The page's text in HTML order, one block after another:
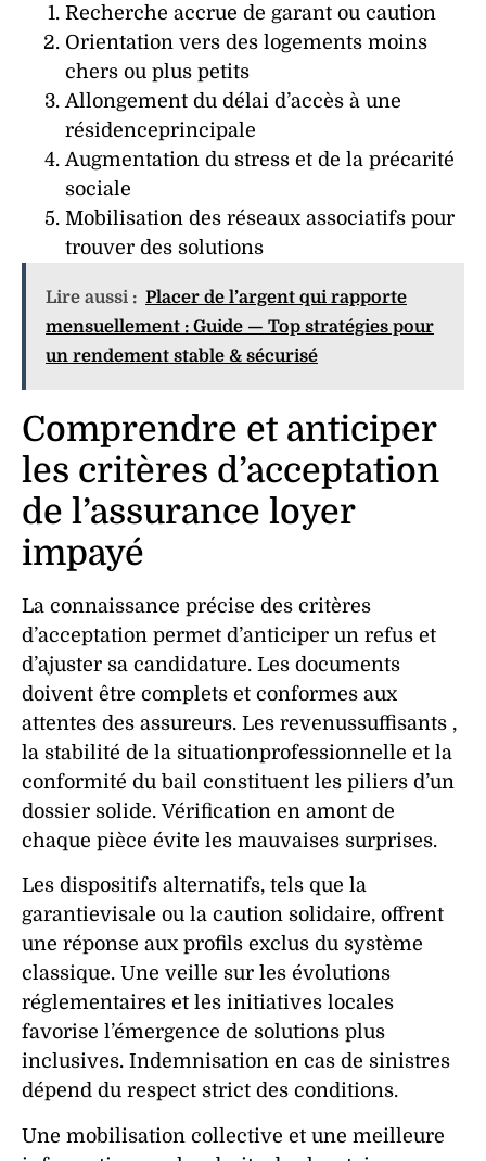
Recherche accrue de garant ou caution
Orientation vers des logements moins
chers ou plus petits
Allongement du délai d’accès à une
résidenceprincipale
Augmentation du stress et de la précarité
sociale
Mobilisation des réseaux associatifs pour
trouver des solutions
Lire aussi : Placer de l’argent qui rapporte
mensuellement : Guide — Top stratégies pour
un rendement stable & sécurisé
Comprendre et anticiper
les critères d’acceptation
de l’assurance loyer
impayé
La connaissance précise des critères
d’acceptation permet d’anticiper un refus et
d’ajuster sa candidature. Les documents
doivent être complets et conformes aux
attentes des assureurs. Les revenussuffisants ,
la stabilité de la situationprofessionnelle et la
conformité du bail constituent les piliers d’un
dossier solide.Vérification en amont de
chaque pièce évite les mauvaises surprises.
Les dispositifs alternatifs, tels que la
garantievisale ou la caution solidaire, offrent
une réponse aux profils exclus du système
classique. Une veille sur les évolutions
réglementaires et les initiatives locales
favorise l’émergence de solutions plus
inclusives. Indemnisation en cas de sinistres
dépend du respect strict des conditions.
Une mobilisation collective et une meilleure